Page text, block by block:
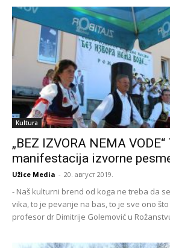
Kultura
„BEZ IZVORA NEMA
manifestacija izvorne
Užice Media - 20. август 2019.
- Naš kulturni brend od koga ne treba da
vika, to je pevanje na bas, to je sve ono
profesor dr Dimitrije Golemović u